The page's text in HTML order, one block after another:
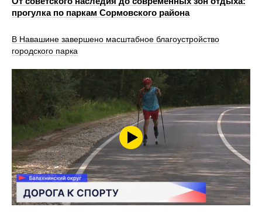
прогулка по паркам Сормовского района
В Навашине завершено масштабное благоустройство
городского парка